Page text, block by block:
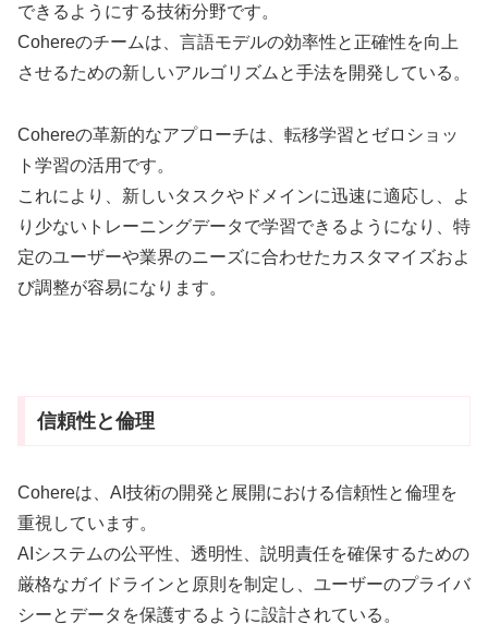
できるようにする技術分野です。
Cohereのチームは、言語モデルの効率性と正確性を向上
させるための新しいアルゴリズムと手法を開発している。
Cohereの革新的なアプローチは、転移学習とゼロショッ
ト学習の活用です。
これにより、新しいタスクやドメインに迅速に適応し、よ
り少ないトレーニングデータで学習できるようになり、特
定のユーザーや業界のニーズに合わせたカスタマイズおよ
び調整が容易になります。
信頼性と倫理
Cohereは、AI技術の開発と展開における信頼性と倫理を
重視しています。
AIシステムの公平性、透明性、説明責任を確保するための
厳格なガイドラインと原則を制定し、ユーザーのプライバ
シーとデータを保護するように設計されている。